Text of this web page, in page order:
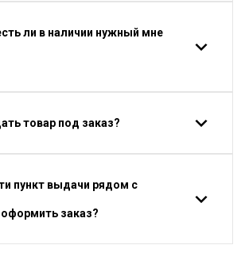
ли в наличии нужный мне
товар под заказ?
пункт выдачи рядом с
заказ?